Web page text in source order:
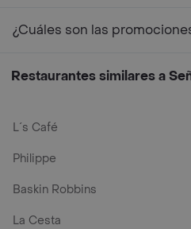
¿Cuáles son las
Restaurantes similares a
L´s Café
Philippe
Baskin Robbins
La Cesta